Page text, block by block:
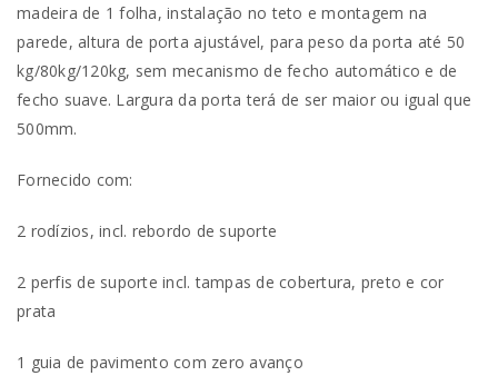
madeira de 1 folha, instalação no teto e montagem na
parede, altura de porta ajustável, para peso da porta até 50
kg/80kg/120kg, sem mecanismo de fecho automático e de
fecho suave. Largura da porta terá de ser maior ou igual que
500mm.
Fornecido com:
2 rodízios, incl. rebordo de suporte
2 perfis de suporte incl. tampas de cobertura, preto e cor
prata
1 guia de pavimento com zero avanço